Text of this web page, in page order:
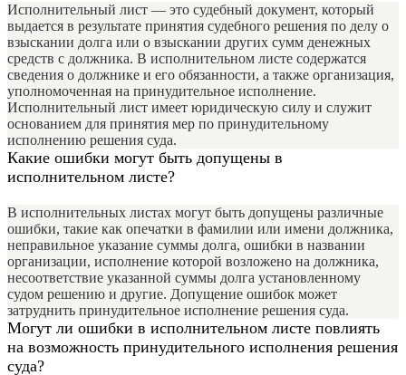
Исполнительный лист — это судебный документ, который
выдается в результате принятия судебного решения по делу о
взыскании долга или о взыскании других сумм денежных
средств с должника. В исполнительном листе содержатся
сведения о должнике и его обязанности, а также организация,
уполномоченная на принудительное исполнение.
Исполнительный лист имеет юридическую силу и служит
основанием для принятия мер по принудительному
исполнению решения суда.
Какие ошибки могут быть допущены в
исполнительном листе?
В исполнительных листах могут быть допущены различные
ошибки, такие как опечатки в фамилии или имени должника,
неправильное указание суммы долга, ошибки в названии
организации, исполнение которой возложено на должника,
несоответствие указанной суммы долга установленному
судом решению и другие. Допущение ошибок может
затруднить принудительное исполнение решения суда.
Могут ли ошибки в исполнительном листе повлиять
на возможность принудительного исполнения решения
суда?